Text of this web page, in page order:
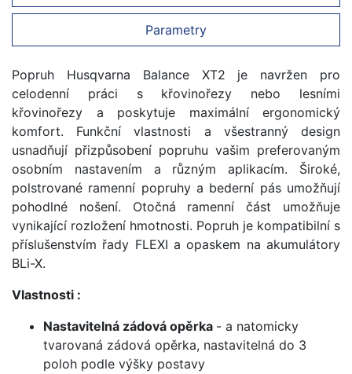
Parametry
Popruh Husqvarna Balance XT2 je navržen pro
celodenní práci s křovinořezy nebo lesními
křovinořezy a poskytuje maximální ergonomický
komfort. Funkční vlastnosti a všestranný design
usnadňují přizpůsobení popruhu vašim preferovaným
osobním nastavením a různým aplikacím. Široké,
polstrované ramenní popruhy a bederní pás umožňují
pohodlné nošení. Otočná ramenní část umožňuje
vynikající rozložení hmotnosti. Popruh je kompatibilní s
příslušenstvím řady FLEXI a opaskem na akumulátory
BLi-X.
Vlastnosti :
Nastavitelná zádová opěrka - a natomicky
tvarovaná zádová opěrka, nastavitelná do 3
poloh podle výšky postavy